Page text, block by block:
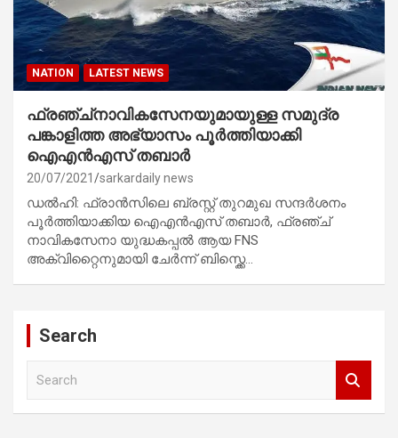
NATION LATEST NEWS
ഫ്രഞ്ച്നാവികസേനയുമായുള്ള സമുദ്ര
പങ്കാളിത്ത അഭ്യാസം പൂർത്തിയാക്കി
ഐഎൻഎസ് തബാർ
20/07/2021 sarkardaily news
ഡൽഹി: ഫ്രാൻസിലെ ബ്രസ്റ്റ് തുറമുഖ സന്ദർശനം
പൂർത്തിയാക്കിയ ഐഎൻഎസ് തബാർ, ഫ്രഞ്ച്
നാവികസേനാ യുദ്ധകപ്പൽ ആയ FNS
അക്വിറ്റൈനുമായി ചേർന്ന് ബിസ്ക്കെ…
Search